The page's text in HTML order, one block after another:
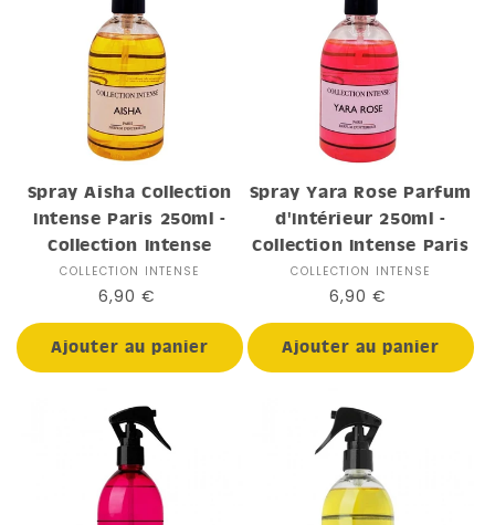
Spray Aisha Collection
Intense Paris 250ml -
Collection Intense
Distributeur :
COLLECTION INTENSE
Prix
habituel
6,90 €
Ajouter au panier
Spray Yara Rose Parfum
d'Intérieur 250ml -
Collection Intense Paris
Distributeur :
COLLECTION INTENSE
Prix
habituel
6,90 €
Ajouter au panier